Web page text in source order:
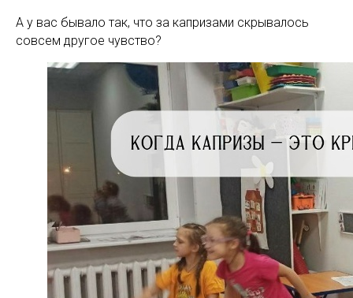
А у вас бывало так, что за капризами скрывалось
совсем другое чувство?